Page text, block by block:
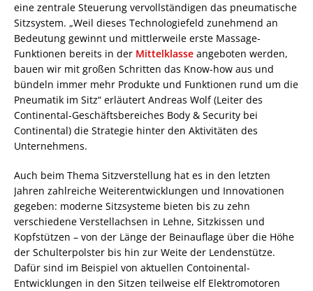
eine zentrale Steuerung vervollständigen das pneumatische
Sitzsystem. „Weil dieses Technologiefeld zunehmend an
Bedeutung gewinnt und mittlerweile erste Massage-
Funktionen bereits in der Mittelklasse angeboten werden,
bauen wir mit großen Schritten das Know-how aus und
bündeln immer mehr Produkte und Funktionen rund um die
Pneumatik im Sitz“ erläutert Andreas Wolf (Leiter des
Continental-Geschäftsbereiches Body & Security bei
Continental) die Strategie hinter den Aktivitäten des
Unternehmens.
Auch beim Thema Sitzverstellung hat es in den letzten
Jahren zahlreiche Weiterentwicklungen und Innovationen
gegeben: moderne Sitzsysteme bieten bis zu zehn
verschiedene Verstellachsen in Lehne, Sitzkissen und
Kopfstützen – von der Länge der Beinauflage über die Höhe
der Schulterpolster bis hin zur Weite der Lendenstütze.
Dafür sind im Beispiel von aktuellen Contoinental-
Entwicklungen in den Sitzen teilweise elf Elektromotoren